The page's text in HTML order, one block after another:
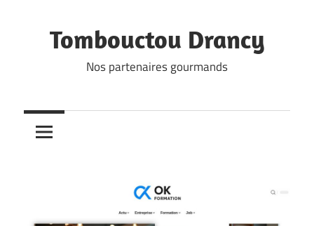
contentTombouctou Drancy
Nos partenaires gourmands